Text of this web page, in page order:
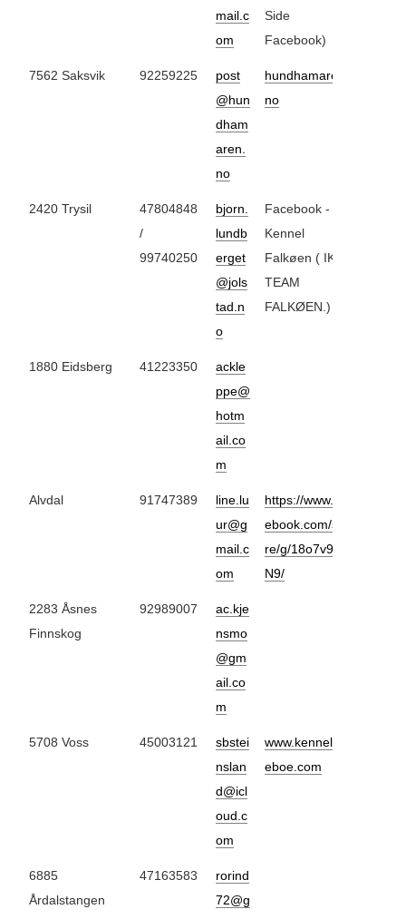
mail.c
om
Side
Facebook)
7562 Saksvik 92259225
post
@hun
dham
aren.
no
hundhamaren.
no
2420 Trysil
47804848
/
99740250
bjorn.
lundb
erget
@jols
tad.n
o
Facebook -
Kennel
Falkøen ( IKKE
TEAM
FALKØEN.)
1880 Eidsberg 41223350
ackle
ppe@
hotm
ail.co
m
Alvdal 91747389
line.lu
ur@g
mail.c
om
https://www.fac
ebook.com/sha
re/g/18o7v9aP
N9/
2283 Åsnes
Finnskog
92989007
ac.kje
nsmo
@gm
ail.co
m
5708 Voss 45003121
sbstei
nslan
d@icl
oud.c
om
www.kennel-sv
eboe.com
6885
Årdalstangen
47163583
rorind
72@g